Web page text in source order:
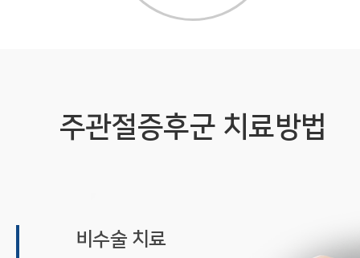
주관절증후군 치료방법
비수술 치료